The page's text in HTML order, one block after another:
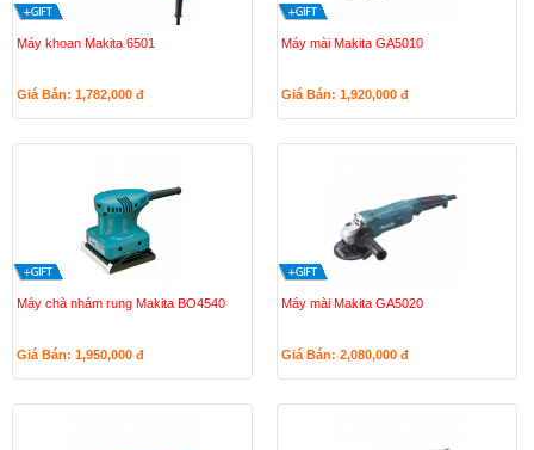
Máy khoan Makita 6501
Giá Bán: 1,782,000 đ
Máy mài Makita GA5010
Giá Bán: 1,920,000 đ
Máy chà nhám rung Makita BO4540
Giá Bán: 1,950,000 đ
Máy mài Makita GA5020
Giá Bán: 2,080,000 đ